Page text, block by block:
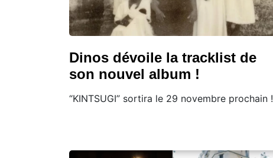
Dinos dévoile la tracklist de
son nouvel album !
“KINTSUGI” sortira le 29 novembre prochain !